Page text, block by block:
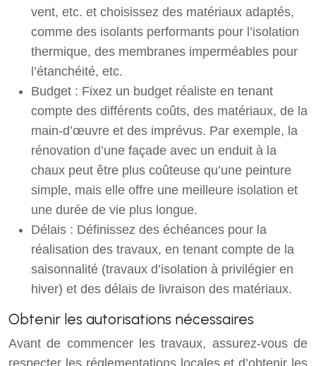
vent, etc. et choisissez des matériaux adaptés,
comme des isolants performants pour l’isolation
thermique, des membranes imperméables pour
l’étanchéité, etc.
Budget : Fixez un budget réaliste en tenant
compte des différents coûts, des matériaux, de la
main-d’œuvre et des imprévus. Par exemple, la
rénovation d’une façade avec un enduit à la
chaux peut être plus coûteuse qu’une peinture
simple, mais elle offre une meilleure isolation et
une durée de vie plus longue.
Délais : Définissez des échéances pour la
réalisation des travaux, en tenant compte de la
saisonnalité (travaux d’isolation à privilégier en
hiver) et des délais de livraison des matériaux.
Obtenir les autorisations nécessaires
Avant de commencer les travaux, assurez-vous de
respecter les réglementations locales et d’obtenir les